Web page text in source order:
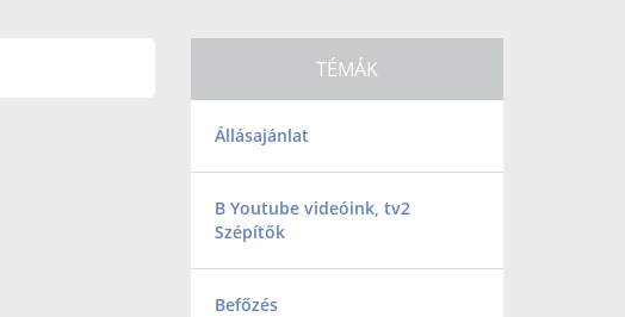
TÉMÁK
Állásajánlat
B Youtube videóink, tv2
Szépítők
Befőzés